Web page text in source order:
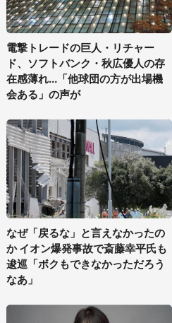
電撃トレードの巨人・リチャー
ド、ソフトバンク・秋広優人の存
在感薄れ...「他球団の方が出場機
会ある」の声が
なぜ「戻るな」と言えなかったの
か イオン爆発事故で斎藤幸平氏も
逡巡「ボクもできなかっただろう
なあ」